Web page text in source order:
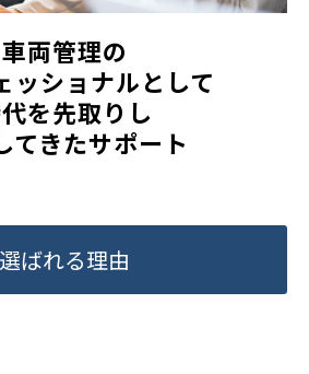
車両管理の
ッショナルとして
を先取りし
てきたサポート
選ばれる理由